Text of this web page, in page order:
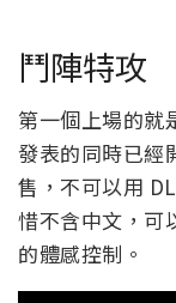
鬥陣特攻
第一個上場的就
發表的同時已經
售，不可以用
惜不含中文，
的體感控制。